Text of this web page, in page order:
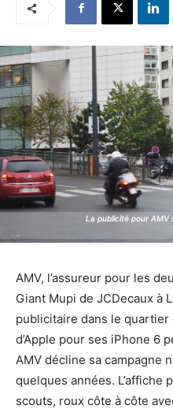
La publicité pour AMV
La publicité pour AMV
AMV, l’assureur pour les
Giant Mupi de JCDecaux à
publicitaire dans le quartier
d’Apple pour ses iPhone 6
AMV décline sa campagne
quelques années. L’affiche
scouts, roux côte à côte